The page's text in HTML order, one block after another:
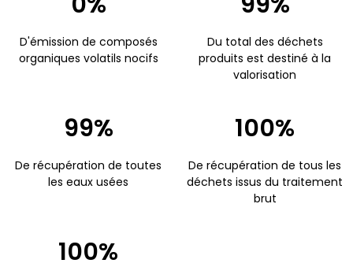
D'émission de composés
organiques volatils nocifs
Du total des déchets
produits est destiné à la
valorisation
99%
De récupération de toutes
les eaux usées
100%
De récupération de tous les
déchets issus du traitement
brut
100%